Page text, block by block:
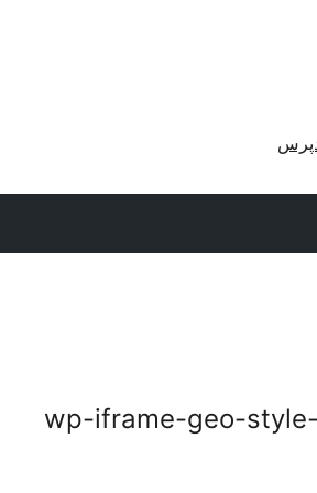
wp-iframe-geo-